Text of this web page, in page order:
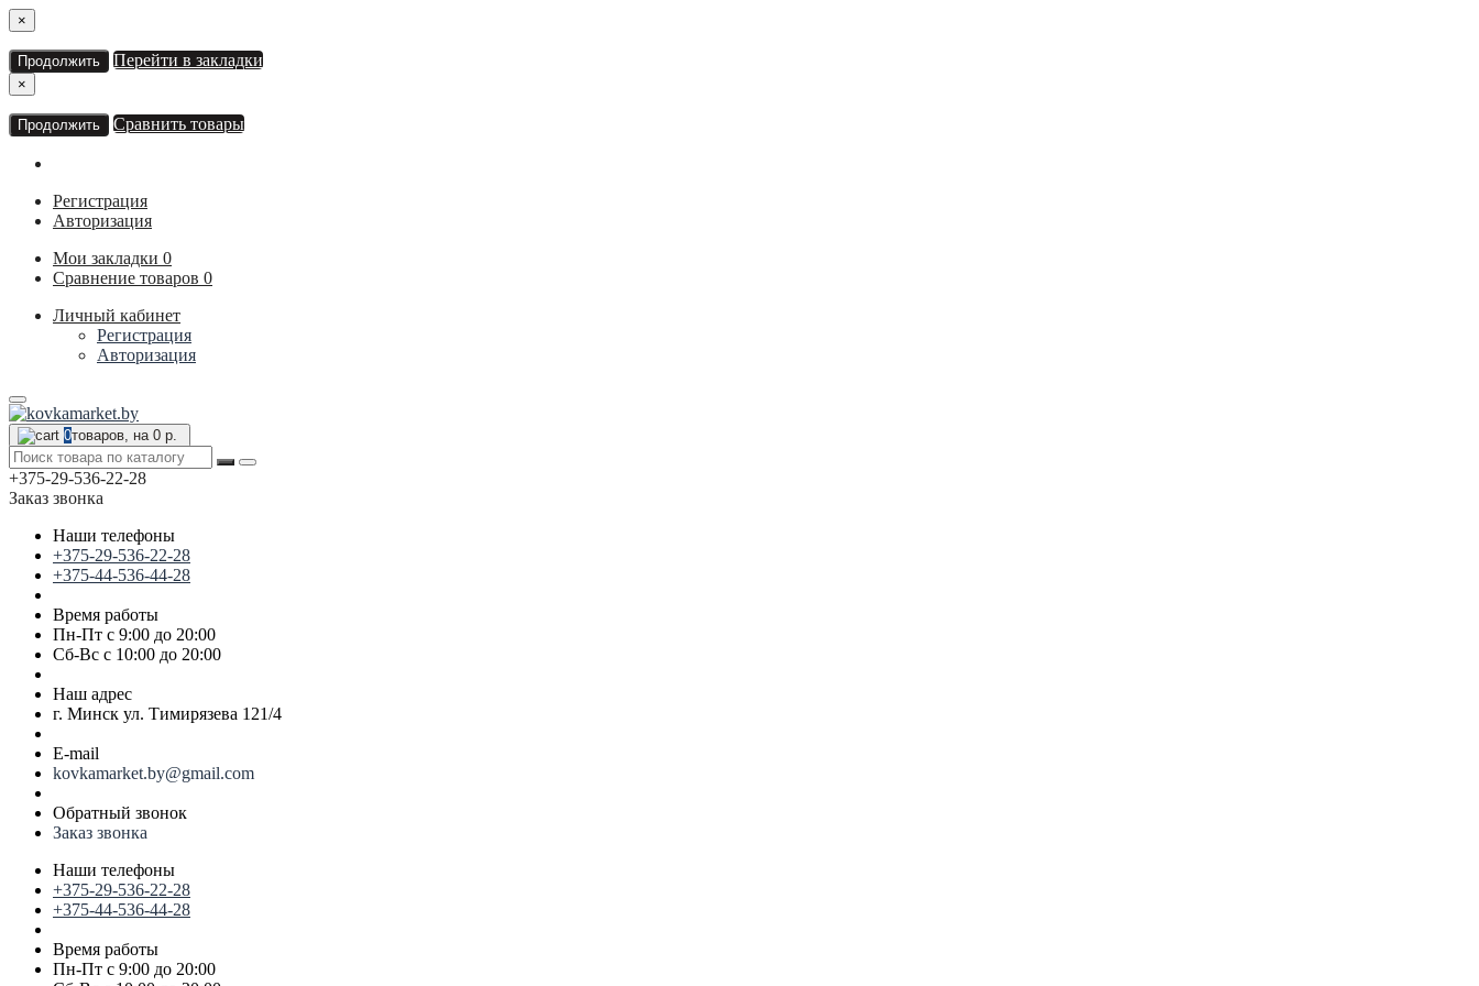
×
Продолжить Перейти в закладки
×
Продолжить Сравнить товары
Регистрация
Авторизация
Мои закладки 0
Сравнение товаров 0
Личный кабинет
Регистрация
Авторизация
0товаров, на 0 р.
+375-29-536-22-28
Заказ звонка
Наши телефоны
+375-29-536-22-28
+375-44-536-44-28
Время работы
Пн-Пт с 9:00 до 20:00
Сб-Вс с 10:00 до 20:00
Наш адрес
г. Минск ул. Тимирязева 121/4
E-mail
kovkamarket.by@gmail.com
Обратный звонок
Заказ звонка
Наши телефоны
+375-29-536-22-28
+375-44-536-44-28
Время работы
Пн-Пт с 9:00 до 20:00